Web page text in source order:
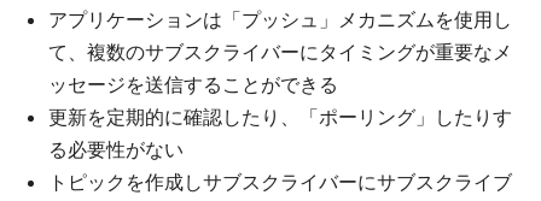
アプリケーションは「プッシュ」メカニズムを使用し
て、複数のサブスクライバーにタイミングが重要なメ
ッセージを送信することができる
更新を定期的に確認したり、「ポーリング」したりす
る必要性がない
トピックを作成しサブスクライバーにサブスクライブ